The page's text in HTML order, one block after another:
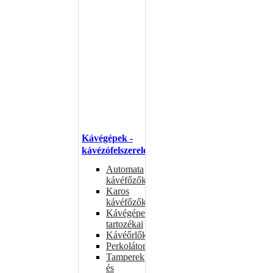
Kávégépek -
kávézófelszerelés
Automata
kávéfőzők
Karos
kávéfőzők
Kávégépek
tartozékai
Kávéőrlők
Perkolátorok
Tamperek
és